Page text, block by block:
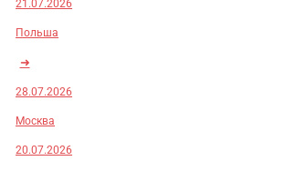
21.07.2026
Польша
➜
28.07.2026
Москва
20.07.2026